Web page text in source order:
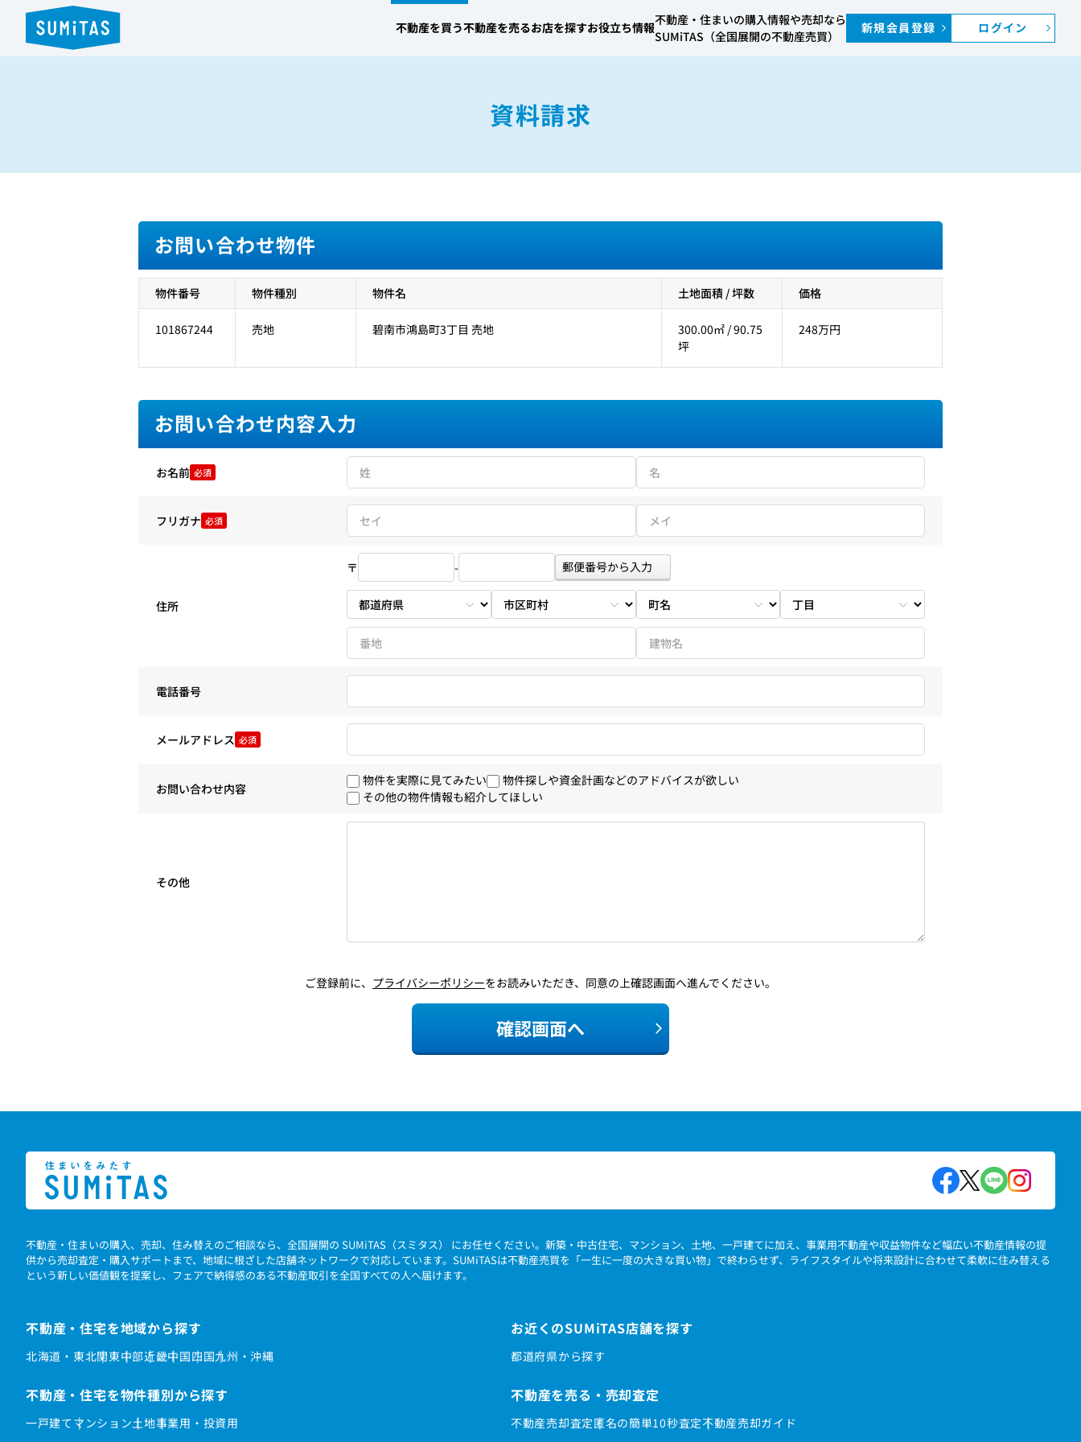
不動産を買う不動産を売るお店を探すお役立ち情報
不動産・住まいの購入情報や売却なら
SUMiTAS（全国展開の不動産売買）
新規会員登録 ログイン
資料請求
お問い合わせ物件
物件番号 物件種別 物件名 土地面積 / 坪数 価格
101867244 売地 碧南市鴻島町3丁目 売地
300.00㎡ / 90.75
坪
248万円
お問い合わせ内容入力
お名前 必須
フリガナ 必須
住所
〒 - 郵便番号から入力
電話番号
メールアドレス 必須
お問い合わせ内容
物件を実際に見てみたい
物件探しや資金計画などのアドバイスが欲しい
その他の物件情報も紹介してほしい
その他
ご登録前に、 プライバシーポリシーをお読みいただき、同意の上確認画面へ進んでください。
確認画面へ
不動産・住まいの購入、売却、住み替えのご相談なら、全国展開の SUMiTAS（スミタス） にお任せください。新築・中古住宅、マンション、土地、一戸建てに加え、事業用不動産や収益物件など幅広い不動産情報の提
供から売却査定・購入サポートまで、地域に根ざした店舗ネットワークで対応しています。SUMiTASは不動産売買を「一生に一度の大きな買い物」で終わらせず、ライフスタイルや将来設計に合わせて柔軟に住み替える
という新しい価値観を提案し、フェアで納得感のある不動産取引を全国すべての人へ届けます。
不動産・住宅を地域から探す
北海道・東北関東中部近畿中国四国九州・沖縄
お近くのSUMiTAS店舗を探す
都道府県から探す
不動産・住宅を物件種別から探す
一戸建てマンション土地事業用・投資用
不動産を売る・売却査定
不動産売却査定匿名の簡単10秒査定不動産売却ガイド